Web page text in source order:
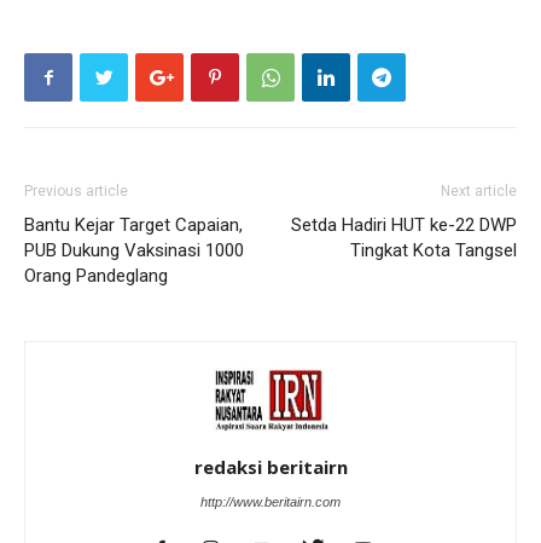
Previous article
Bantu Kejar Target Capaian,
PUB Dukung Vaksinasi 1000
Orang Pandeglang
Next article
Setda Hadiri HUT ke-22 DWP
Tingkat Kota Tangsel
redaksi beritairn
http://www.beritairn.com